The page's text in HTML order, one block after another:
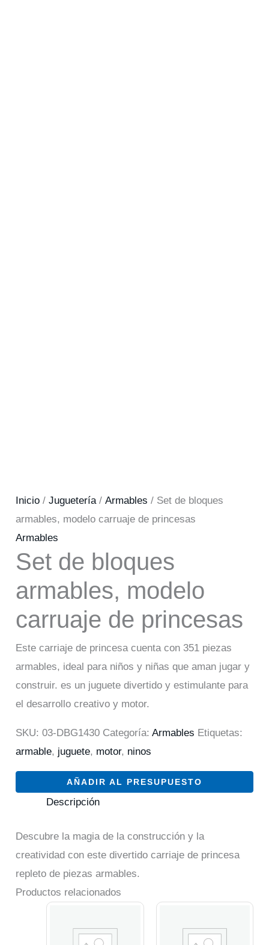
Inicio /Juguetería/Armables / Set de bloques
armables, modelo carruaje de princesas
Armables
Set de bloques
armables, modelo
carruaje de princesas
Este carriaje de princesa cuenta con 351 piezas
armables, ideal para niños y niñas que aman jugar y
construir. es un juguete divertido y estimulante para
el desarrollo creativo y motor.
SKU:03-DBG1430 Categoría:Armables Etiquetas:
armable, juguete, motor, ninos
AÑADIR AL PRESUPUESTO
Descripción
Descubre la magia de la construcción y la
creatividad con este divertido carriaje de princesa
repleto de piezas armables.
Productos relacionados